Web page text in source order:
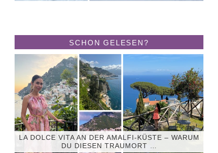
SCHON GELESEN?
LA DOLCE VITA AN DER AMALFI-KÜSTE – WARUM
DU DIESEN TRAUMORT …